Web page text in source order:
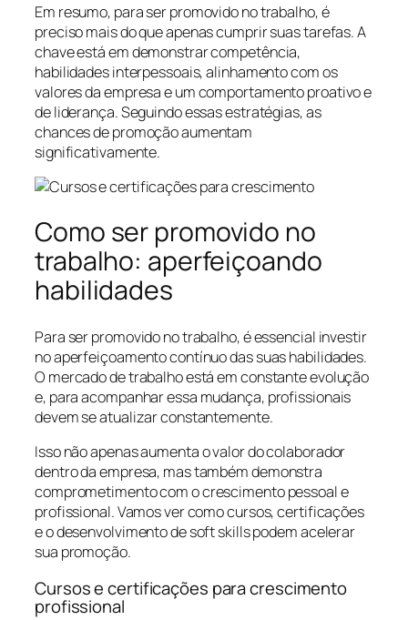
Em resumo, para ser promovido no trabalho, é
preciso mais do que apenas cumprir suas tarefas. A
chave está em demonstrar competência,
habilidades interpessoais, alinhamento com os
valores da empresa e um comportamento proativo e
de liderança. Seguindo essas estratégias, as
chances de promoção aumentam
significativamente.
Como ser promovido no
trabalho: aperfeiçoando
habilidades
Para ser promovido no trabalho, é essencial investir
no aperfeiçoamento contínuo das suas habilidades.
O mercado de trabalho está em constante evolução
e, para acompanhar essa mudança, profissionais
devem se atualizar constantemente.
Isso não apenas aumenta o valor do colaborador
dentro da empresa, mas também demonstra
comprometimento com o crescimento pessoal e
profissional. Vamos ver como cursos, certificações
e o desenvolvimento de soft skills podem acelerar
sua promoção.
Cursos e certificações para crescimento
profissional